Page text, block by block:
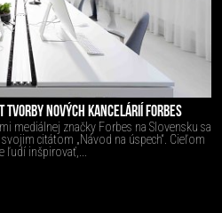
TVORBY NOVÝCH KANCELÁRIÍ FORBES
mediálnej značky Forbes na Slovensku sa
citátom „Návod na úspech“. Cieľom
ľudí inšpirovať,...